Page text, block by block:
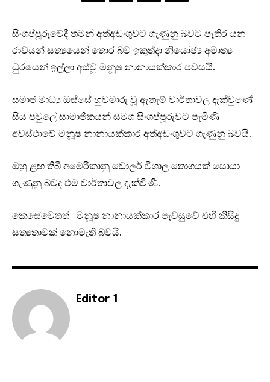
සිංගප්පූරුවේදී තමන් අත්අඩංගුවට ගැණුනු බවට පැතිර යන
රාවයන් සත්‍යයෙන් තොර බව ඉකුත්දා නියෝජ්‍ය අමාත්‍ය
ධුරයෙන් ඉල්ලා අස්වූ මනූෂ නානායක්කාර පවසයි.
සමාජ මාධ්‍ය ඔස්සේ හුවමාරු වූ ඇතැම් වාර්තාවල දැක්වුණේ
සිය පවුලේ සාමාජිකයන් සමග සිංගප්පූරුවට පැමිණි
අවස්ථාවේ මනූෂ නානායක්කාර අත්අඩංගුවට ගැණුනු බවයි.
ඔහු ළඟ තිබී අමෙරිකානු ඩොලර් විශාල තොගයක් සොයා
ගැණුනු බවද එම වාර්තාවල දැක්විණි.
කෙසේවෙතත් මනූෂ නානායක්කාර පැවසුවේ එහි කිසිදු
සත්‍යතාවක් නොමැති බවයි.
Editor 1